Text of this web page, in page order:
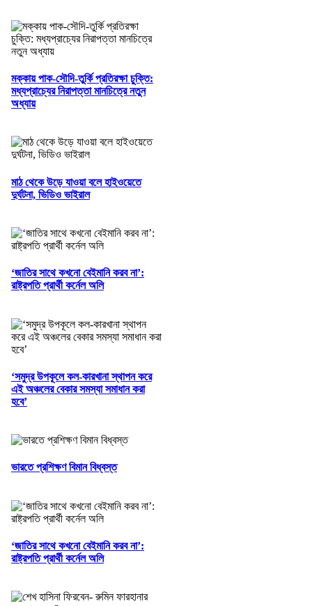
মক্কায় পাক-সৌদি-তুর্কি প্রতিরক্ষা চুক্তি:
মধ্যপ্রাচ্যের নিরাপত্তা মানচিত্রে নতুন
অধ্যায়
মাঠ থেকে উড়ে যাওয়া বলে হাইওয়েতে
দুর্ঘটনা, ভিডিও ভাইরাল
‘জাতির সাথে কখনো বেইমানি করব না’:
রাষ্ট্রপতি প্রার্থী কর্নেল অলি
‘সমুদ্র উপকূলে কল-কারখানা স্থাপন করে
এই অঞ্চলের বেকার সমস্যা সমাধান করা
হবে’
ভারতে প্রশিক্ষণ বিমান বিধ্বস্ত
‘জাতির সাথে কখনো বেইমানি করব না’:
রাষ্ট্রপতি প্রার্থী কর্নেল অলি